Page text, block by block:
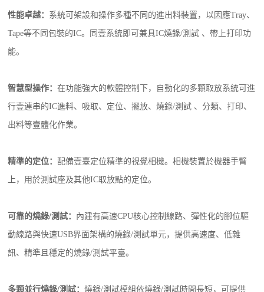
性能卓越： 系統可架設和操作多種不同的進出料裝置，以因應Tray、
Tape等不同包裝的IC。同壹系統即可兼具IC燒錄/測試 、帶上打印功
能。
智慧型操作：在功能強大的軟體控制下，自動化的多顆取放系統可進
行壹連串的IC進料、吸取、定位、擺放、燒錄/測試 、分類、打印、
出料等壹體化作業。
精準的定位： 配備壹臺定位精準的視覺相機。相機裝置於機器手臂
上，用於測試座及其他IC取放點的定位。
可靠的燒錄/測試： 內建有高速CPU核心控制線路、彈性化的腳位驅
動線路與快速USB界面架構的燒錄/測試單元，提供高速度、低雜
訊、精準且穩定的燒錄/測試平臺。
多顆並行燒錄/測試：燒錄/測試模組依燒錄/測試時間長短，可提供